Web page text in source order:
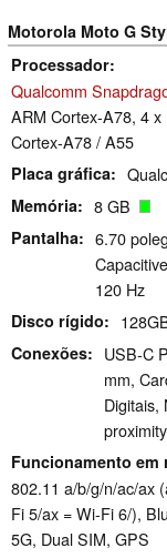
Motorola Moto G
Processador
Qualcomm
ARM Cortex-A78, 4
Cortex-A78 / A55
Placa gráfica
Memória 8 GB
Pantalha
6.70
120 Hz
Disco rígido
Conexões
USB-C
mm,
Digitais,
Funcionamento em
802.11 a/b/g/n/ac/ax
Fi 5/ax = Wi-Fi 6/),
5G, Dual SIM, GPS